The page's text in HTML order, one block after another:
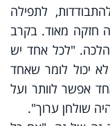
לתפילה
חזקה מאוד. בקרב
"לכל אחד יש
יכול לומר שאחד
אפשר לוותר ועל
שולחן ערוך".